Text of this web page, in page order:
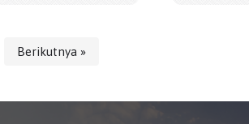
Berikutnya »